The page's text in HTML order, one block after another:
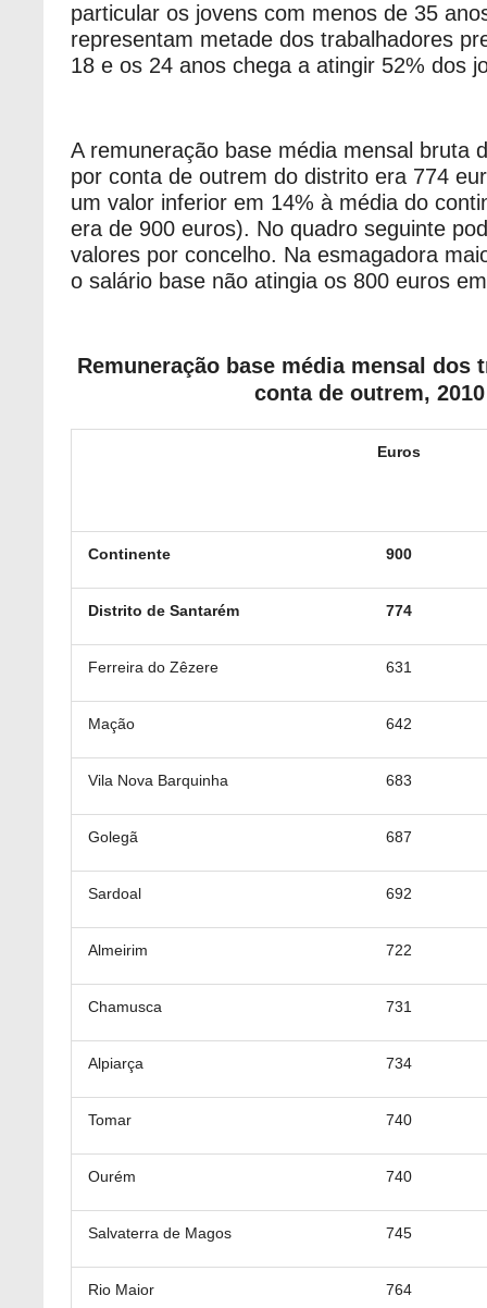
particular os jovens com menos de 35
representam metade dos trabalhadores
18 e os 24 anos chega a atingir 52% dos
A remuneração base média mensal bruta
por conta de outrem do distrito era 774
um valor inferior em 14% à média do
era de 900 euros). No quadro seguinte
valores por concelho. Na esmagadora
o salário base não atingia os 800 euros
Remuneração base média mensal dos
conta de outrem, 2010
Euros
Continente 900
Distrito de Santarém 774
Ferreira do Zêzere 631
Mação 642
Vila Nova Barquinha 683
Golegã 687
Sardoal 692
Almeirim 722
Chamusca 731
Alpiarça 734
Tomar 740
Ourém 740
Salvaterra de Magos 745
Rio Maior 764